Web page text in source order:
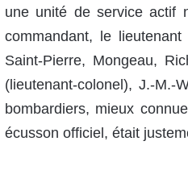
une unité de service actif
commandant, le
Saint-Pierre, Mongeau,
(lieutenant-colonel), J.-M.-
bombardiers, mieux
écusson officiel, était